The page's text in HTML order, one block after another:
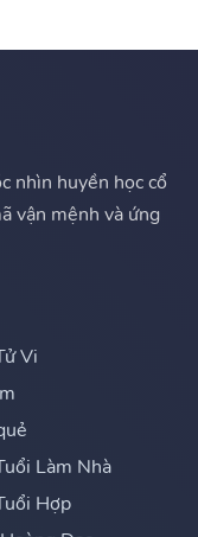
nhìn huyền học cổ
vận mệnh và ứng
Vi
Làm Nhà
Hợp